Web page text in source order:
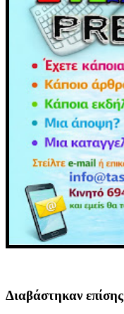
Διαβάστηκαν επίσης